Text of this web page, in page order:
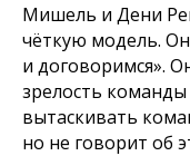
Мишель и Дени
чёткую модель.
и договоримся».
зрелость
вытаскивать
но не говорит об